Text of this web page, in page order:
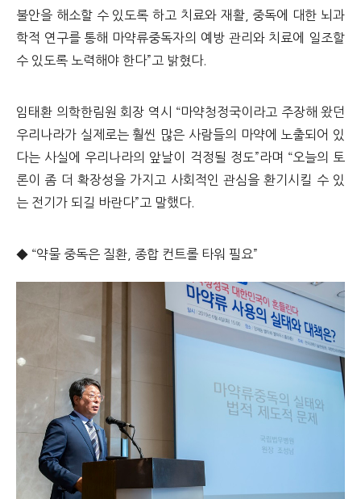
불안을 해소할 수 있도록 하고 치료와 재활, 중독에 대한 뇌과
학적 연구를 통해 마약류중독자의 예방 관리와 치료에 일조할
수 있도록 노력해야 한다”고 밝혔다.
임태환 의학한림원 회장 역시 “마약청정국이라고 주장해 왔던
우리나라가 실제로는 훨씬 많은 사람들의 마약에 노출되어 있
다는 사실에 우리나라의 앞날이 걱정될 정도”라며 “오늘의 토
론이 좀 더 확장성을 가지고 사회적인 관심을 환기시킬 수 있
는 전기가 되길 바란다”고 말했다.
◆ “약물 중독은 질환, 종합 컨트롤 타워 필요”